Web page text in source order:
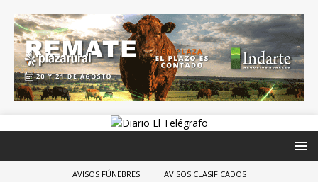
AVISOS FÚNEBRES AVISOS CLASIFICADOS